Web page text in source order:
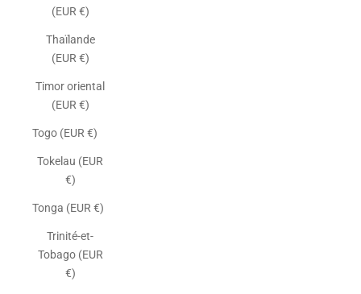
(EUR €)
Thaïlande
(EUR €)
Timor oriental
(EUR €)
Togo (EUR €)
Tokelau (EUR
€)
Tonga (EUR €)
Trinité-et-
Tobago (EUR
€)